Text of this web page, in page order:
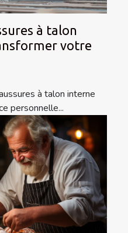
à talon
votre
à talon interne
personnelle...